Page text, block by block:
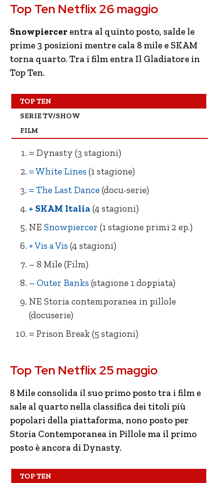
+ Snowpiercer (1 stagione primi 2 ep.)
– White Lines (1 stagione)
– The Last Dance (docu-serie)
– SKAM Italia (4 stagioni)
= Outer Banks (stagione 1 doppiata)
(docuserie9
= Prison Break (5 stagioni)
= Non ho mai… (1 stagione)
+ Ted
– Cell Block 99 Nessuno può fermarmi
– Un uragano all’improvviso
– Il Gladiatore
= Ti amo, imbecille
+ Love
– L’altra metà
Top Ten Netflix 26 maggio
Snowpiercer entra al quinto posto, salde le
prime 3 posizioni mentre cala 8 mile e SKAM
torna quarto. Tra i film entra Il Gladiatore in
Top Ten.
TOP TEN
SERIE TV/SHOW
FILM
= Dynasty (3 stagioni)
= White Lines (1 stagione)
= The Last Dance(docu-serie)
+ SKAM Italia (4 stagioni)
NE Snowpiercer (1 stagione primi 2 ep.)
+ Vis a Vis (4 stagioni)
– 8 Mile (Film)
– Outer Banks (stagione 1 doppiata)
NE Storia contemporanea in pillole
(docuserie)
= Prison Break (5 stagioni)
= White Lines (1 stagione)
= The Last Dance (docu-serie)
= SKAM Italia (4 stagioni)
NE Snowpiercer (1 stagione primi 2 ep.)
– Vis a Vis (4 stagioni)
= Cell Block 99 Nessuno può fermarmi
+ Un uragano all’improvviso
NE Il Gladiatore
– La Missy Sbagliata
NE Ted
Top Ten Netflix 25 maggio
8 Mile consolida il suo primo posto tra i film e
sale al quarto nella classifica dei titoli più
popolari della piattaforma, nono posto per
Storia Contemporanea in Pillole ma il primo
posto è ancora di Dynasty.
TOP TEN